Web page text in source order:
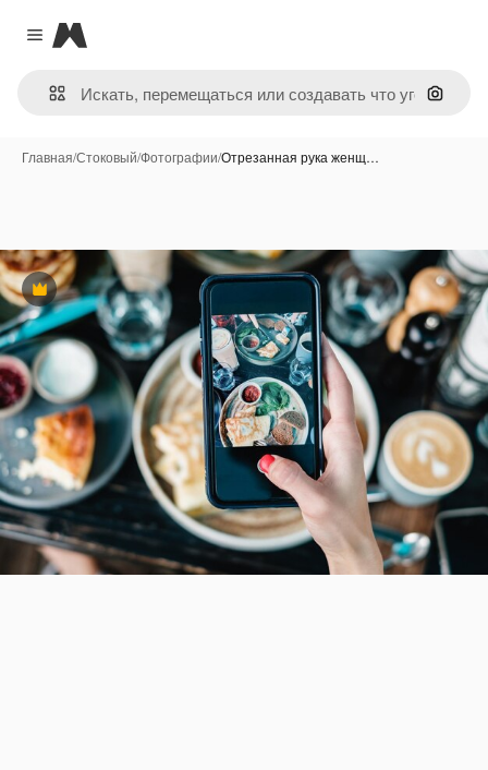
Close menu
Magnific
Поиск
Главная/Стоковый/Фотографии/Отрезанная рука женщ…
Премиум